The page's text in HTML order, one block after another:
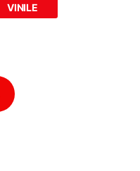
VINILE